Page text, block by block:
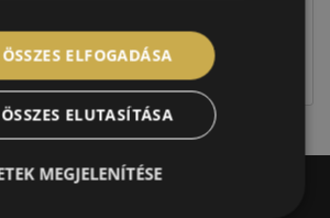
hogy még a korábbi EU-s
kerül kiszállításra.
ÖSSZES ELFOGADÁSA
ÖSSZES ELUTASÍTÁSA
MEGJELENÍTÉSE